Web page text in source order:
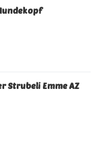
Strubeli Emme AZ